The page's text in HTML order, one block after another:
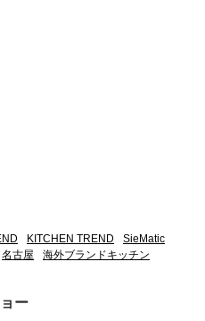
KITCHEN TREND
SieMatic
名古屋
海外ブランドキッチン
ー